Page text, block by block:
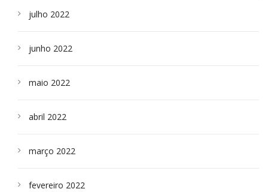
julho 2022
junho 2022
maio 2022
abril 2022
março 2022
fevereiro 2022